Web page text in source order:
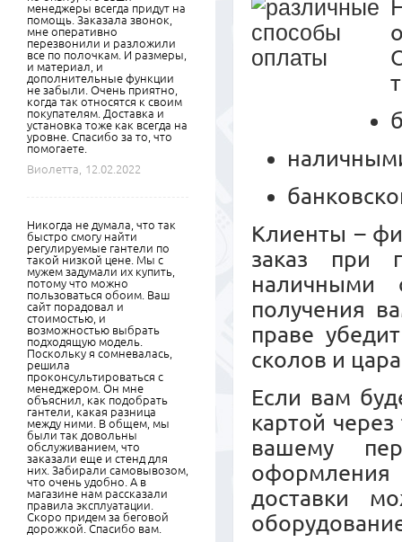
Клиенты –
заказ при
наличными
получения
праве
сколов и
Если вам
картой
вашему
доставки
менеджеры всегда придут на
помощь. Заказала звонок,
мне оперативно
перезвонили и разложили
все по полочкам. И размеры,
и материал, и
дополнительные функции
не забыли. Очень приятно,
когда так относятся к своим
покупателям. Доставка и
установка тоже как всегда на
уровне. Спасибо за то, что
помогаете.
Виолетта,
12.02.2022
Никогда не думала, что так
быстро смогу найти
регулируемые гантели по
такой низкой цене. Мы с
мужем задумали их купить,
потому что можно
пользоваться обоим. Ваш
сайт порадовал и
стоимостью, и
возможностью выбрать
подходящую модель.
Поскольку я сомневалась,
решила
проконсультироваться с
менеджером. Он мне
объяснил, как подобрать
гантели, какая разница
между ними. В общем, мы
были так довольны
обслуживанием, что
заказали еще и стенд для
них. Забирали самовывозом,
что очень удобно. А в
магазине нам рассказали
правила эксплуатации.
Скоро придем за беговой
дорожкой. Спасибо вам.